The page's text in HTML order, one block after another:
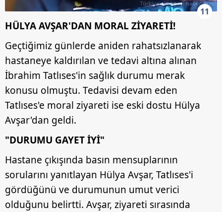
11
HÜLYA AVŞAR'DAN MORAL ZİYARETİ!
Geçtiğimiz günlerde aniden rahatsızlanarak
hastaneye kaldırılan ve tedavi altına alınan
İbrahim Tatlıses'in sağlık durumu merak
konusu olmuştu. Tedavisi devam eden
Tatlıses'e moral ziyareti ise eski dostu Hülya
Avşar'dan geldi.
"DURUMU GAYET İYİ"
Hastane çıkışında basın mensuplarının
sorularını yanıtlayan Hülya Avşar, Tatlıses'i
gördüğünü ve durumunun umut verici
olduğunu belirtti. Avşar, ziyareti sırasında